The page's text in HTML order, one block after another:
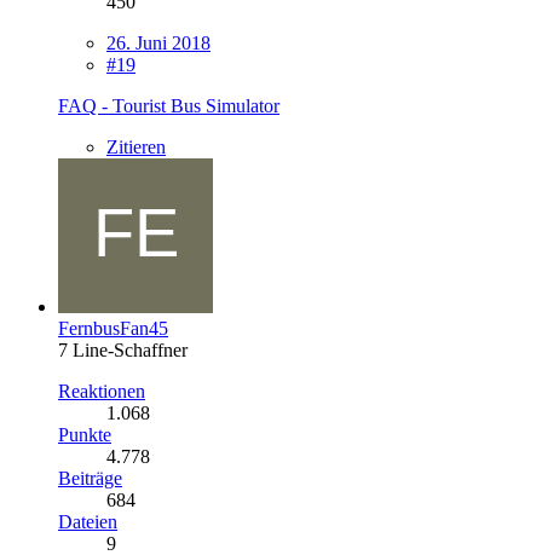
26. Juni 2018
#19
FAQ - Tourist Bus Simulator
Zitieren
FernbusFan45
7 Line-Schaffner
Reaktionen
1.068
Punkte
4.778
Beiträge
684
Dateien
9